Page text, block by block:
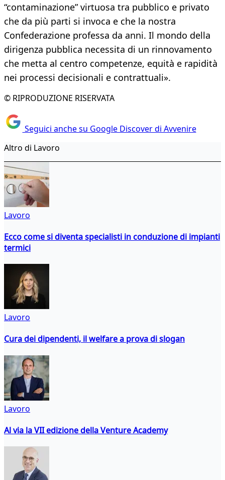
“contaminazione” virtuosa tra pubblico e privato
che da più parti si invoca e che la nostra
Confederazione professa da anni. Il mondo della
dirigenza pubblica necessita di un rinnovamento
che metta al centro competenze, equità e rapidità
nei processi decisionali e contrattuali».
© RIPRODUZIONE RISERVATA
Seguici anche su Google Discover di Avvenire
Altro di Lavoro
Lavoro
Ecco come si diventa specialisti in conduzione di impianti
termici
Lavoro
Cura dei dipendenti, il welfare a prova di slogan
Lavoro
Al via la VII edizione della Venture Academy